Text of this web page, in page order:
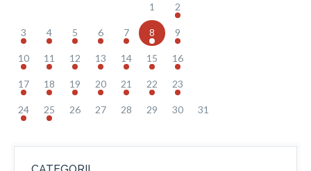
1 2
3 4 5 6 7 8 9
10 11 12 13 14 15 16
17 18 19 20 21 22 23
24 25 26 27 28 29 30 31